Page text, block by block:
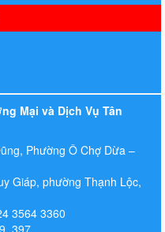
Mại và Dịch Vụ Tân
Phường Ô Chợ Dừa –
Giáp, phường Thạnh Lộc,
3564 3360
397